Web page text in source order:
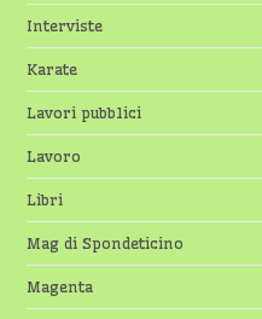
Interviste
Karate
Lavori pubblici
Lavoro
Libri
Mag di Spondeticino
Magenta